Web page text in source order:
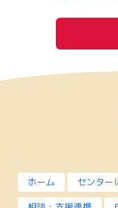
ホーム センター